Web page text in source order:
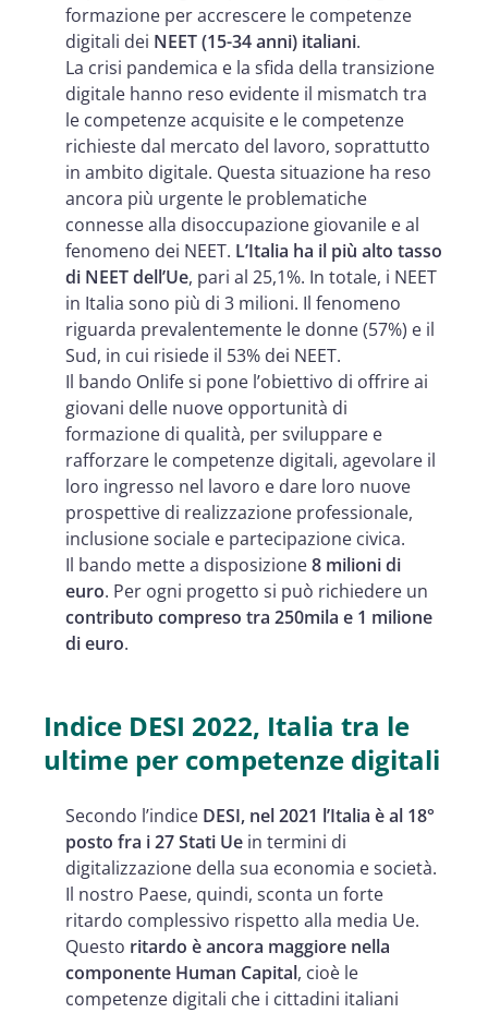
formazione per accrescere le competenze
digitali dei NEET (15-34 anni) italiani.
La crisi pandemica e la sfida della transizione
digitale hanno reso evidente il mismatch tra
le competenze acquisite e le competenze
richieste dal mercato del lavoro, soprattutto
in ambito digitale. Questa situazione ha reso
ancora più urgente le problematiche
connesse alla disoccupazione giovanile e al
fenomeno dei NEET. L’Italia ha il più alto tasso
di NEET dell’Ue, pari al 25,1%. In totale, i NEET
in Italia sono più di 3 milioni. Il fenomeno
riguarda prevalentemente le donne (57%) e il
Sud, in cui risiede il 53% dei NEET.
Il bando Onlife si pone l’obiettivo di offrire ai
giovani delle nuove opportunità di
formazione di qualità, per sviluppare e
rafforzare le competenze digitali, agevolare il
loro ingresso nel lavoro e dare loro nuove
prospettive di realizzazione professionale,
inclusione sociale e partecipazione civica.
Il bando mette a disposizione8 milioni di
euro. Per ogni progetto si può richiedere un
contributo compreso tra 250mila e 1 milione
di euro.
Indice DESI 2022, Italia tra le
ultime per competenze digitali
Secondo l’indice DESI, nel 2021 l’Italia è al 18°
posto fra i 27 Stati Ue in termini di
digitalizzazione della sua economia e società.
Il nostro Paese, quindi, sconta un forte
ritardo complessivo rispetto alla media Ue.
Questo ritardo è ancora maggiore nella
componente Human Capital, cioè le
competenze digitali che i cittadini italiani